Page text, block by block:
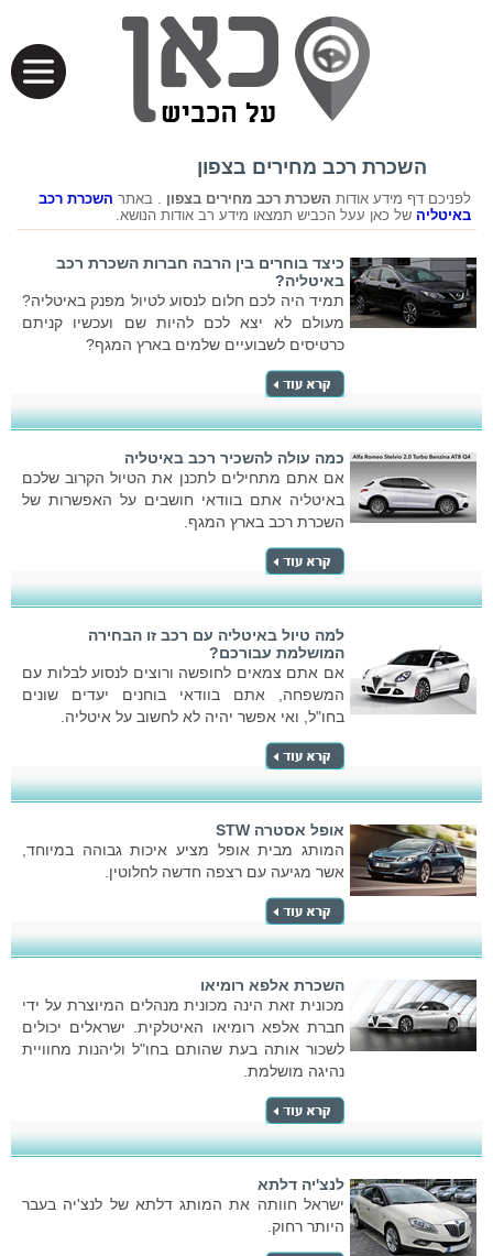
השכרת רכב מחירים בצפון
לפניכם דף מידע אודות השכרת רכב מחירים בצפון . באתר השכרת רכב
באיטליה של כאן עעל הכביש תמצאו מידע רב אודות הנושא.
כיצד בוחרים בין הרבה חברות השכרת רכב
באיטליה?
תמיד היה לכם חלום לנסוע לטיול מפנק באיטליה?
מעולם לא יצא לכם להיות שם ועכשיו קניתם
כרטיסים לשבועיים שלמים בארץ המגף?
כמה עולה להשכיר רכב באיטליה
אם אתם מתחילים לתכנן את הטיול הקרוב שלכם
באיטליה אתם בוודאי חושבים על האפשרות של
השכרת רכב בארץ המגף.
למה טיול באיטליה עם רכב זו הבחירה
המושלמת עבורכם?
אם אתם צמאים לחופשה ורוצים לנסוע לבלות עם
המשפחה, אתם בוודאי בוחנים יעדים שונים
בחו"ל, ואי אפשר יהיה לא לחשוב על איטליה.
אופל אסטרה STW
המותג מבית אופל מציע איכות גבוהה במיוחד,
אשר מגיעה עם רצפה חדשה לחלוטין.
השכרת אלפא רומיאו
מכונית זאת הינה מכונית מנהלים המיוצרת על ידי
חברת אלפא רומיאו האיטלקית. ישראלים יכולים
לשכור אותה בעת שהותם בחו"ל וליהנות מחוויית
נהיגה מושלמת.
לנצ'יה דלתא
ישראל חוותה את המותג דלתא של לנצ'יה בעבר
היותר רחוק.